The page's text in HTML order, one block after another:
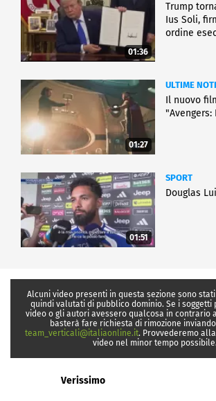
01:36
Trump
Ius Soli,
ordine
01:27
ULTIME
Il nuovo
"Avengers:
01:51
SPORT
Douglas
Alcuni video presenti in questa sezione sono
quindi valutati di pubblico dominio. Se i soggetti
video o gli autori avessero qualcosa in contrario
basterà fare richiesta di rimozione
team_verticali@italiaonline.it. Provvederemo
video nel minor tempo possibile.
Verissimo